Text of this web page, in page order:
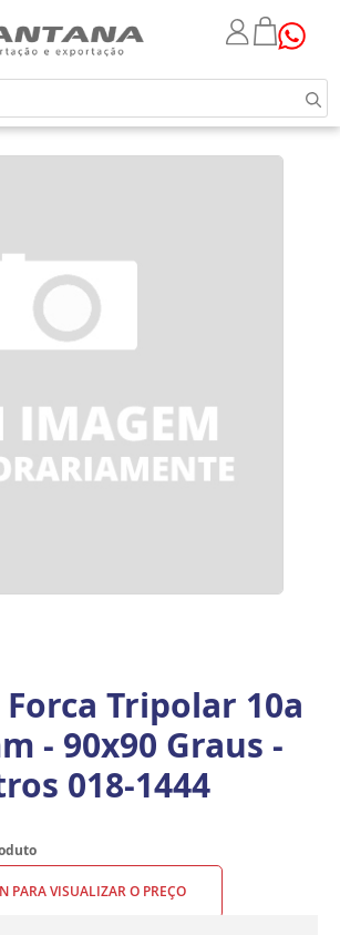
Tripolar 10a
- 90x90 Graus -
018-1444
PARA VISUALIZAR O PREÇO